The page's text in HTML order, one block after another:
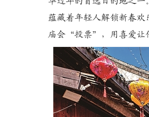
蕴藏着年轻人解锁新春
庙会“投票”，用喜爱让